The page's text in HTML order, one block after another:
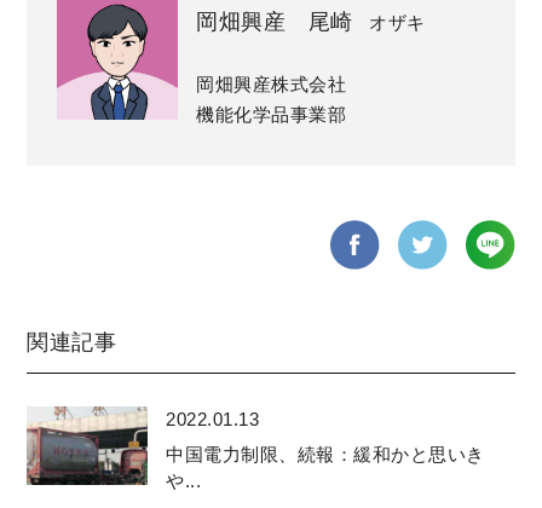
岡畑興産 尾崎 オザキ
岡畑興産株式会社
機能化学品事業部
関連記事
2022.01.13
中国電力制限、続報：緩和かと思いき
や...